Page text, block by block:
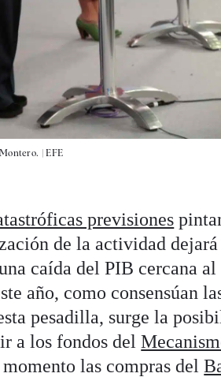
|EFE
previsiones
de la actividad
caída del PIB cercana
año, como consensúan
pesadilla, surge la
a los fondos del
las compras del